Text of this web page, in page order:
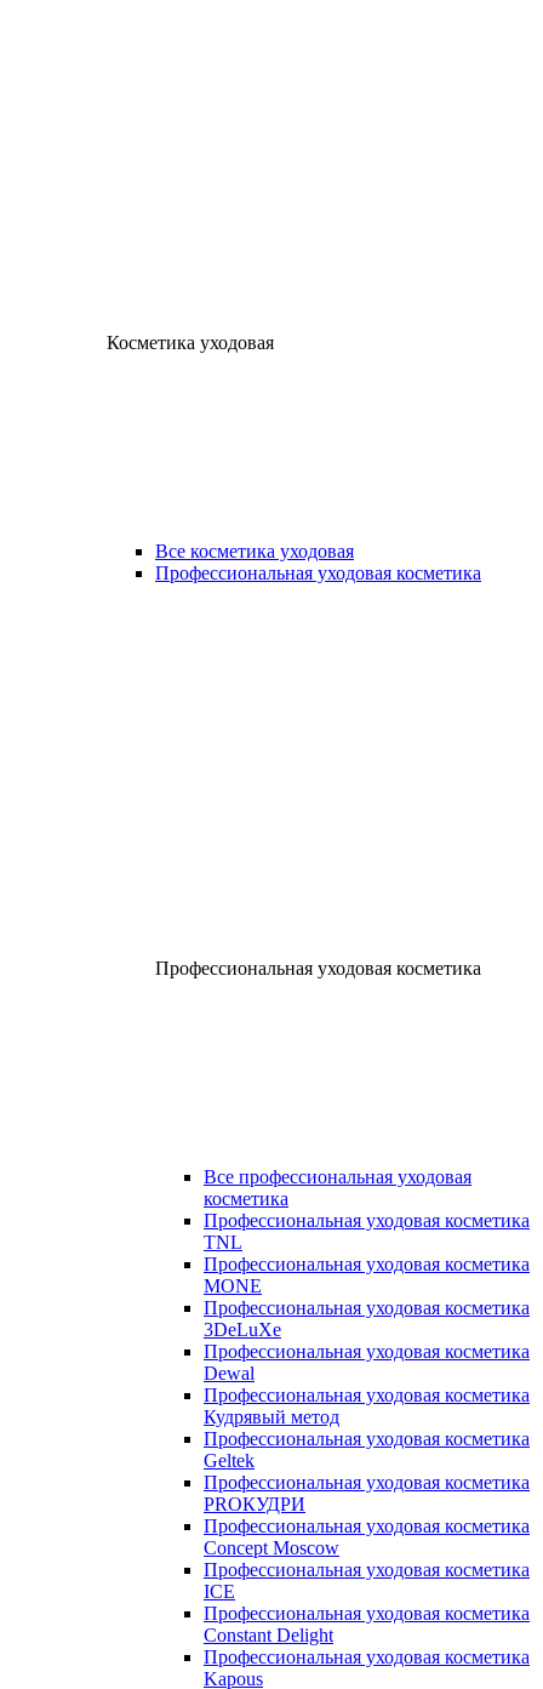
Косметика уходовая
Все косметика уходовая
Профессиональная уходовая косметика
Профессиональная уходовая косметика
Все профессиональная уходовая
косметика
Профессиональная уходовая косметика
TNL
Профессиональная уходовая косметика
MONE
Профессиональная уходовая косметика
3DeLuXe
Профессиональная уходовая косметика
Dewal
Профессиональная уходовая косметика
Кудрявый метод
Профессиональная уходовая косметика
Geltek
Профессиональная уходовая косметика
PROКУДРИ
Профессиональная уходовая косметика
Concept Moscow
Профессиональная уходовая косметика
ICE
Профессиональная уходовая косметика
Constant Delight
Профессиональная уходовая косметика
Kapous